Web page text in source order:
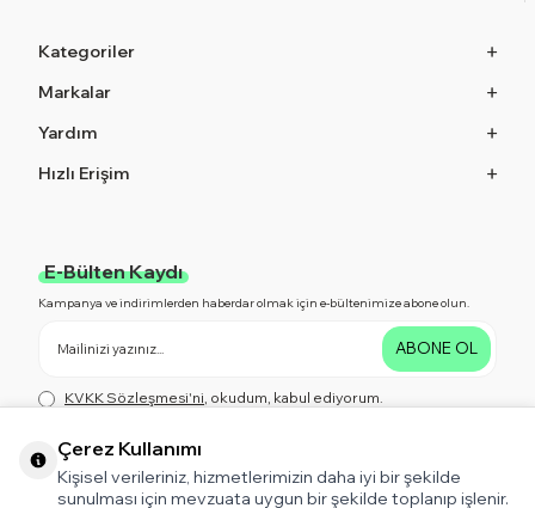
Kategoriler
Markalar
Yardım
Hızlı Erişim
E-Bülten Kaydı
Kampanya ve indirimlerden haberdar olmak için e-bültenimize abone olun.
ABONE OL
KVKK Sözleşmesi'ni , okudum, kabul ediyorum.
Bizi Takip Edin!
Çerez Kullanımı
Kişisel verileriniz, hizmetlerimizin daha iyi bir şekilde
sunulması için mevzuata uygun bir şekilde toplanıp işlenir.